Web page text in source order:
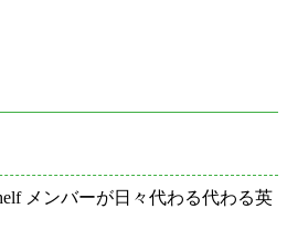
メンバーが日々代わる代わる英